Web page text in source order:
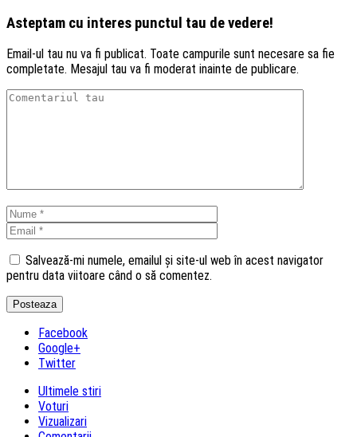
Asteptam cu interes punctul tau de vedere!
Email-ul tau nu va fi publicat. Toate campurile sunt necesare sa fie
completate. Mesajul tau va fi moderat inainte de publicare.
Salvează-mi numele, emailul și site-ul web în acest navigator
pentru data viitoare când o să comentez.
Facebook
Google+
Twitter
Ultimele stiri
Voturi
Vizualizari